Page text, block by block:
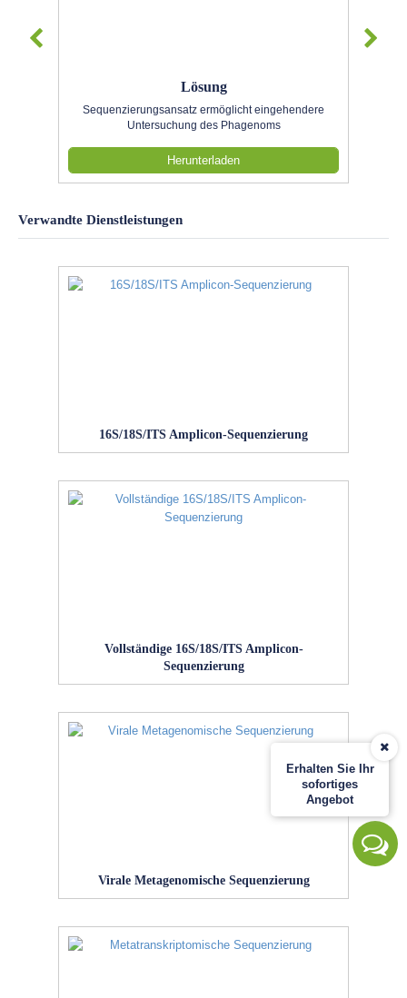
Erhalten Sie Ihr
sofortiges
Angebot
Lösung
Sequenzierungsansatz ermöglicht eingehendere
Untersuchung des Phagenoms
Herunterladen
Verwandte Dienstleistungen
16S/18S/ITS Amplicon-Sequenzierung
Vollständige 16S/18S/ITS Amplicon-
Sequenzierung
Virale Metagenomische Sequenzierung